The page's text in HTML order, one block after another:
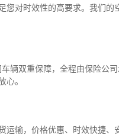
您对时效性的高要求。我们的
辆双重保障，全程由保险公
心。
输，价格优惠、时效快捷、